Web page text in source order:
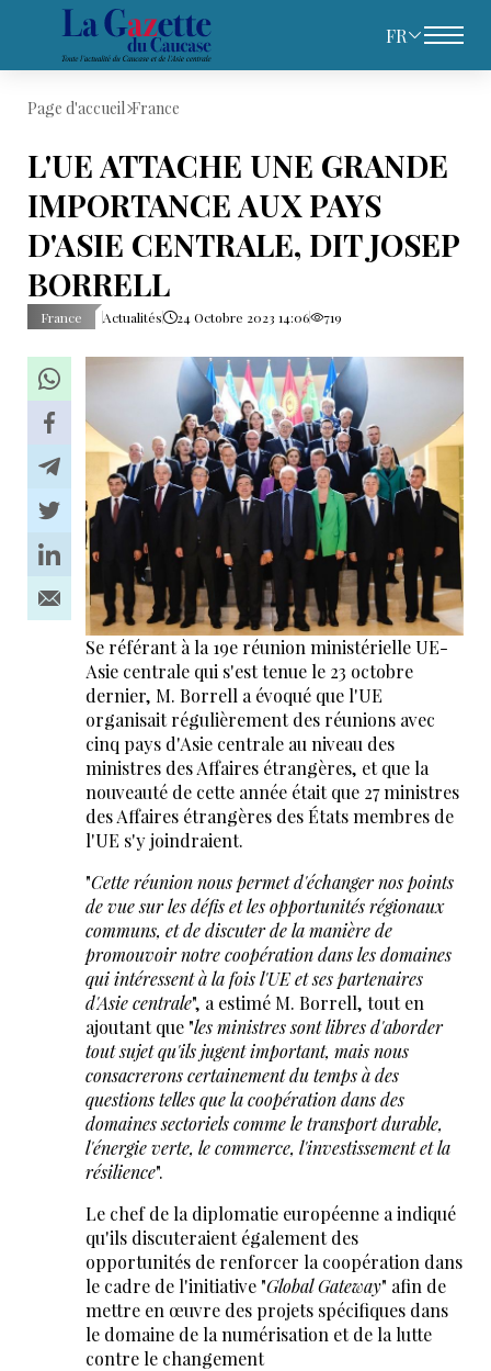
FR
Page d'accueil France
L'UE ATTACHE UNE GRANDE
IMPORTANCE AUX PAYS
D'ASIE CENTRALE, DIT JOSEP
BORRELL
France Actualités 24 Octobre 2023 14:06 719
Se référant à la 19e réunion ministérielle UE-
Asie centrale qui s'est tenue le 23 octobre
dernier, M. Borrell a évoqué que l'UE
organisait régulièrement des réunions avec
cinq pays d'Asie centrale au niveau des
ministres des Affaires étrangères, et que la
nouveauté de cette année était que 27 ministres
des Affaires étrangères des États membres de
l'UE s'y joindraient.
"Cette réunion nous permet d'échanger nos points
de vue sur les défis et les opportunités régionaux
communs, et de discuter de la manière de
promouvoir notre coopération dans les domaines
qui intéressent à la fois l'UE et ses partenaires
d'Asie centrale", a estimé M. Borrell, tout en
ajoutant que "les ministres sont libres d'aborder
tout sujet qu'ils jugent important, mais nous
consacrerons certainement du temps à des
questions telles que la coopération dans des
domaines sectoriels comme le transport durable,
l'énergie verte, le commerce, l'investissement et la
résilience".
Le chef de la diplomatie européenne a indiqué
qu'ils discuteraient également des
opportunités de renforcer la coopération dans
le cadre de l'initiative "Global Gateway" afin de
mettre en œuvre des projets spécifiques dans
le domaine de la numérisation et de la lutte
contre le changement